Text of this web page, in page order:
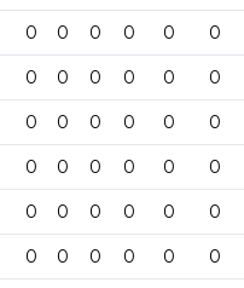
0 0 0 0 0 0
0 0 0 0 0 0
0 0 0 0 0 0
0 0 0 0 0 0
0 0 0 0 0 0
0 0 0 0 0 0